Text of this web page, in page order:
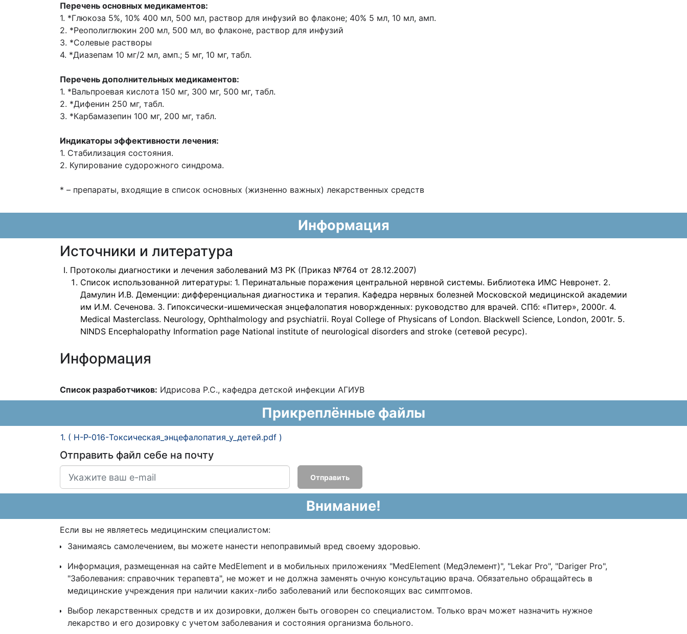
Перечень основных медикаментов:
1. *Глюкоза 5%, 10% 400 мл, 500 мл, раствор для инфузий во флаконе; 40% 5 мл, 10 мл, амп.
2. *Реополиглюкин 200 мл, 500 мл, во флаконе, раствор для инфузий
3. *Солевые растворы
4. *Диазепам 10 мг/2 мл, амп.; 5 мг, 10 мг, табл.
Перечень дополнительных медикаментов:
1. *Вальпроевая кислота 150 мг, 300 мг, 500 мг, табл.
2. *Дифенин 250 мг, табл.
3. *Карбамазепин 100 мг, 200 мг, табл.
Индикаторы эффективности лечения:
1. Стабилизация состояния.
2. Купирование судорожного синдрома.
* – препараты, входящие в список основных (жизненно важных) лекарственных средств
Информация
Источники и литература
Протоколы диагностики и лечения заболеваний МЗ РК (Приказ №764 от 28.12.2007)
Список использованной литературы: 1. Перинатальные поражения центральной нервной системы. Библиотека ИМС Невронет. 2.
Дамулин И.В. Деменции: дифференциальная диагностика и терапия. Кафедра нервных болезней Московской медицинской академии
им И.М. Сеченова. 3. Гипоксически-ишемическая энцефалопатия новоржденных: руководство для врачей. СПб: «Питер», 2000г. 4.
Medical Masterclass. Neurology, Ophthalmology and psychiatrii. Royal College of Physicans of London. Blackwell Science, London, 2001г. 5.
NINDS Encephalopathy Information page National institute of neurological disorders and stroke (сетевой ресурс).
Информация
Список разработчиков: Идрисова Р.С., кафедра детской инфекции АГИУВ
Прикреплённые файлы
1. ( H-P-016-Токсическая_энцефалопатия_у_детей.pdf )
Отправить файл себе на почту
Отправить
Внимание!
Если вы не являетесь медицинским специалистом:
Занимаясь самолечением, вы можете нанести непоправимый вред своему здоровью.
Информация, размещенная на сайте MedElement и в мобильных приложениях "MedElement (МедЭлемент)", "Lekar Pro", "Dariger Pro",
"Заболевания: справочник терапевта", не может и не должна заменять очную консультацию врача. Обязательно обращайтесь в
медицинские учреждения при наличии каких-либо заболеваний или беспокоящих вас симптомов.
Выбор лекарственных средств и их дозировки, должен быть оговорен со специалистом. Только врач может назначить нужное
лекарство и его дозировку с учетом заболевания и состояния организма больного.